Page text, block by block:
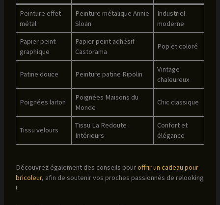
Peinture effet
métal
Peinture métalique Annie
Sloan
Industriel
moderne
Papier peint
graphique
Papier peint adhésif
Castorama
Pop et coloré
Patine douce Peinture patine Ripolin
Vintage
chaleureux
Poignées laiton
Poignées Maisons du
Monde
Chic classique
Tissu velours
Tissu La Redoute
Intérieurs
Confort et
élégance
Découvrez également des conseils pouroffrir un cadeau pour
bricoleur, afin de soutenir vos proches passionnés de relooking
!